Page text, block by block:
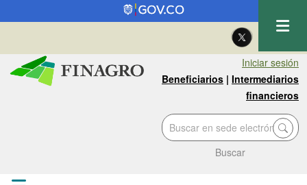
Pasar al contenido principal
| Eng
Iniciar sesión
Beneficiarios | Intermediarios
financieros
Buscar